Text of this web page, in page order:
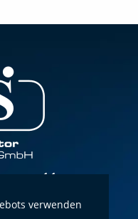
11
verwenden